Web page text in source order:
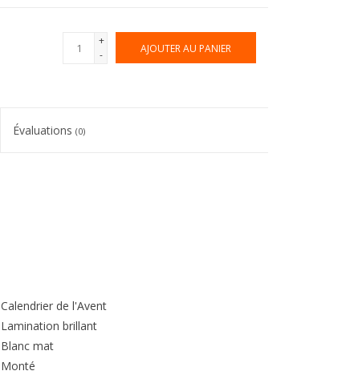
+
-
AJOUTER AU PANIER
Évaluations(0)
Calendrier de l'Avent
Lamination brillant
Blanc mat
Monté